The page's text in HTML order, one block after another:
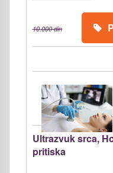
10.000 din
Ultrazvuk srca,
pritiska